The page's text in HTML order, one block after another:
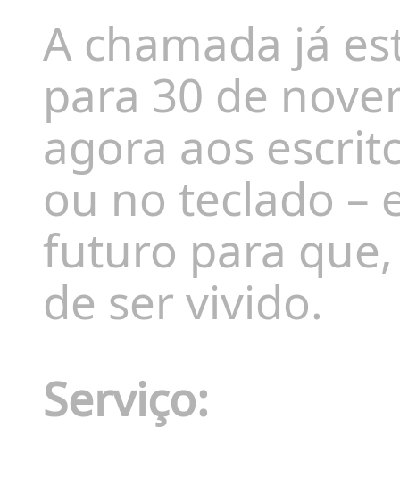
A chamada já
para 30de
agora aos
ou no teclado –
futuro para
de ser vivido.
Serviço: